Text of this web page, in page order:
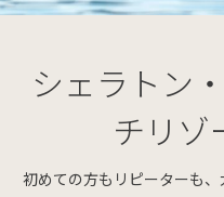
シェラトン
チリゾ
初めての方もリピーターも